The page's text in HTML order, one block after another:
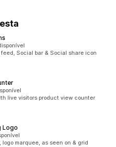
Social bar & Social share icon
live visitors product view counter
Logo
marquee, as seen on & grid